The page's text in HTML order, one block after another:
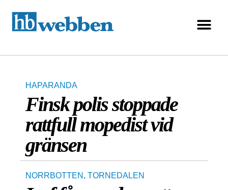
HAPARANDA
Finsk polis stoppade
rattfull mopedist vid
gränsen
NORRBOTTEN , TORNEDALEN